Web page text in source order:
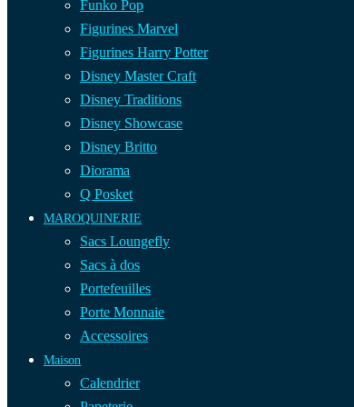
Funko Pop
Figurines Marvel
Figurines Harry Potter
Disney Master Craft
Disney Traditions
Disney Showcase
Disney Britto
Diorama
Q Posket
MAROQUINERIE
Sacs Loungefly
Sacs à dos
Portefeuilles
Porte Monnaie
Accessoires
Maison
Calendrier